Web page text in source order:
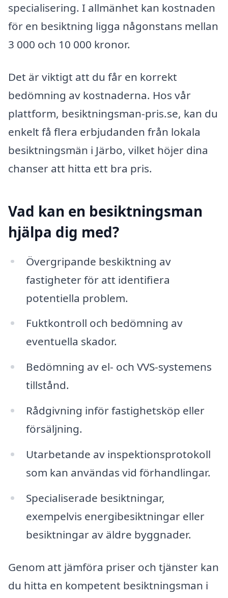
specialisering. I allmänhet kan kostnaden
för en besiktning ligga någonstans mellan
3 000 och 10 000 kronor.
Det är viktigt att du får en korrekt
bedömning av kostnaderna. Hos vår
plattform, besiktningsman-pris.se, kan du
enkelt få flera erbjudanden från lokala
besiktningsmän i Järbo, vilket höjer dina
chanser att hitta ett bra pris.
Vad kan en besiktningsman
hjälpa dig med?
Övergripande beskiktning av
fastigheter för att identifiera
potentiella problem.
Fuktkontroll och bedömning av
eventuella skador.
Bedömning av el- och VVS-systemens
tillstånd.
Rådgivning inför fastighetsköp eller
försäljning.
Utarbetande av inspektionsprotokoll
som kan användas vid förhandlingar.
Specialiserade besiktningar,
exempelvis energibesiktningar eller
besiktningar av äldre byggnader.
Genom att jämföra priser och tjänster kan
du hitta en kompetent besiktningsman i